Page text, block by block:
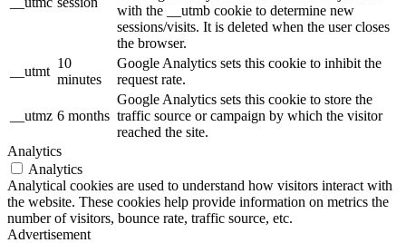
with the __utmb cookie to determine new
sessions/visits. It is deleted when the user closes
the browser.
__utmt
10
minutes
Google Analytics sets this cookie to inhibit the
request rate.
__utmz 6 months
Google Analytics sets this cookie to store the
traffic source or campaign by which the visitor
reached the site.
Analytics
Analytics
Analytical cookies are used to understand how visitors interact with
the website. These cookies help provide information on metrics the
number of visitors, bounce rate, traffic source, etc.
Advertisement